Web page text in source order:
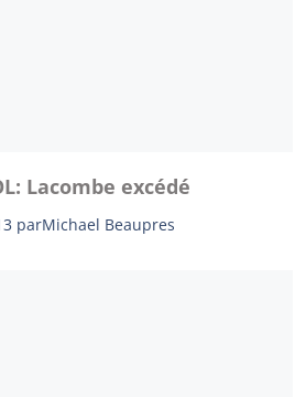
Lacombe excédé
parMichael Beaupres